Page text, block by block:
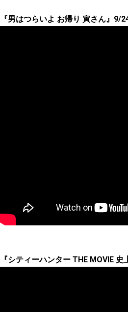
『男はつらいよ お帰り 寅さん』9/
『シティーハンター THE MOVIE